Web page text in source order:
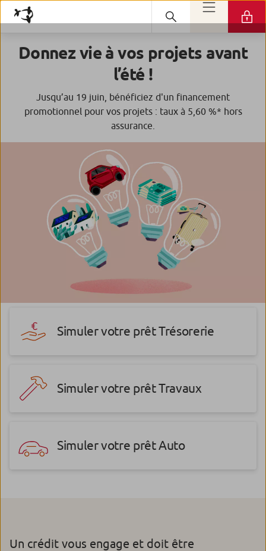
Donnez vie à vos projets avant
l’été !
Jusqu’au 19 juin, bénéficiez d'un financement
promotionnel pour vos projets : taux à 5,60 %* hors
assurance.
Simuler votre prêt Trésorerie
Simuler votre prêt Travaux
Simuler votre prêt Auto
Un crédit vous engage et doit être